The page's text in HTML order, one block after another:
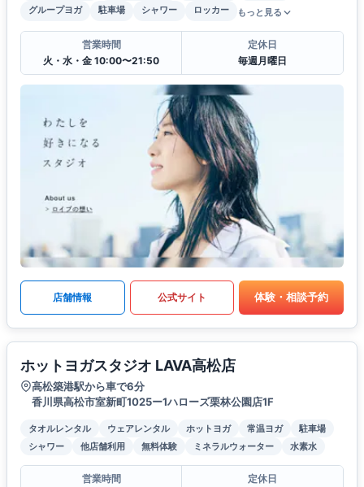
グループヨガ
駐車場 シャワー ロッカー もっと見る
営業時間
火・水・金 10:00〜21:50
定休日
毎週月曜日
店舗情報 公式サイト 体験・相談予約
ホットヨガスタジオ LAVA高松店
高松築港駅から車で6分
香川県高松市室新町1025ー1ハローズ栗林公園店1F
タオルレンタル ウェアレンタル ホットヨガ 常温ヨガ
駐車場
シャワー
他店舗利用 無料体験 ミネラルウォーター 水素水
営業時間
定休日